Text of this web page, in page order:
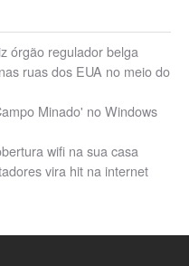
órgão regulador belga
ruas dos EUA no meio do
Minado' no Windows
wifi na sua casa
vira hit na internet